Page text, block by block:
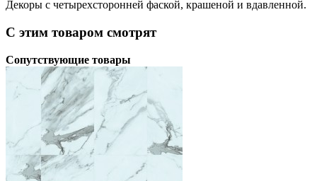
Декоры с четырехсторонней фаской, крашеной и вдавленной.
С этим товаром смотрят
Сопутствующие товары